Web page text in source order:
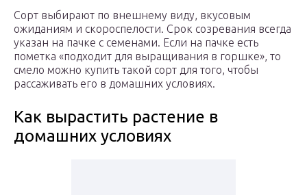
Сорт выбирают по внешнему виду, вкусовым
ожиданиям и скороспелости. Срок созревания всегда
указан на пачке с семенами. Если на пачке есть
пометка «подходит для выращивания в горшке», то
смело можно купить такой сорт для того, чтобы
рассаживать его в домашних условиях.
Как вырастить растение в
домашних условиях